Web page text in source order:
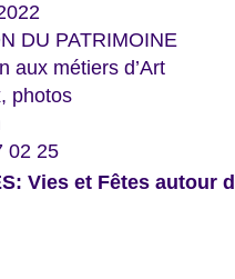
DU PATRIMOINE
aux métiers d’Art
photos
02 25
Vies et Fêtes autour